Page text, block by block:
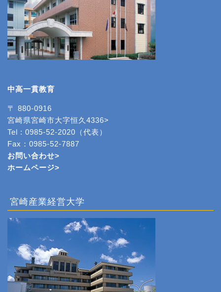
中高一貫教育
〒 880-0916
宮崎県宮崎市大字恒久4336>
Tel : 0985-52-2020（代表）
Fax：0985-52-7887
お問い合わせ>
ホームページ>
宮崎産業経営大学